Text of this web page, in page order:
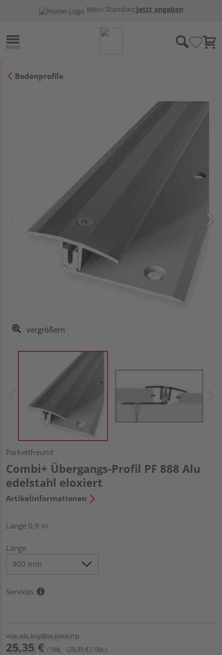
Mein Standort:Jetzt angeben
Bodenprofile
vergrößern
Parkettfreund
Combi+ Übergangs-Profil PF 888 Alu
edelstahl eloxiert
Artikelinformationen
Länge 0,9 m
Länge
Services
vue.ads.buyBox.price.rrp
25,35 € / Stk. (25,35 € / Stk.)